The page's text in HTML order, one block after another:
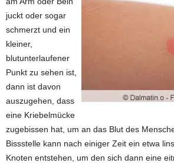
juckt oder sogar
schmerzt und ein
kleiner,
blutunterlaufener
Punkt zu sehen ist,
dann ist davon
auszugehen, dass
eine Kriebelmücke
zugebissen hat, um an das Blut des
Bissstelle kann nach einiger Zeit ein etwa
Knoten entstehen, um den sich dann eine